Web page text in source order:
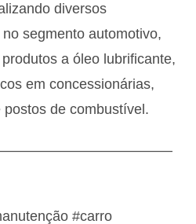
diversos
segmento automotivo,
a óleo lubrificante,
em concessionárias,
de combustível.
#carro